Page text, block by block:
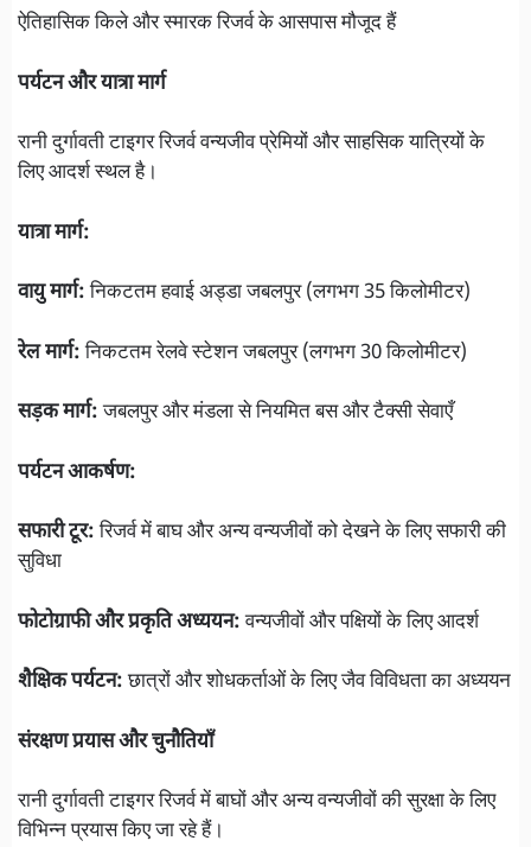
ऐतिहासिक किले और स्मारक रिजर्व के आसपास मौजूद हैं
पर्यटन और यात्रा मार्ग
रानी दुर्गावती टाइगर रिजर्व वन्यजीव प्रेमियों और साहसिक यात्रियों के
लिए आदर्श स्थल है।
यात्रा मार्ग:
वायु मार्ग:निकटतम हवाई अड्डा जबलपुर (लगभग 35 किलोमीटर)
रेल मार्ग:निकटतम रेलवे स्टेशन जबलपुर (लगभग 30 किलोमीटर)
सड़क मार्ग:जबलपुर और मंडला से नियमित बस और टैक्सी सेवाएँ
पर्यटन आकर्षण:
सफारी टूर:रिजर्व में बाघ और अन्य वन्यजीवों को देखने के लिए सफारी की
सुविधा
फोटोग्राफी और प्रकृति अध्ययन:वन्यजीवों और पक्षियों के लिए आदर्श
शैक्षिक पर्यटन:छात्रों और शोधकर्ताओं के लिए जैव विविधता का अध्ययन
संरक्षण प्रयास और चुनौतियाँ
रानी दुर्गावती टाइगर रिजर्व में बाघों और अन्य वन्यजीवों की सुरक्षा के लिए
विभिन्न प्रयास किए जा रहे हैं।